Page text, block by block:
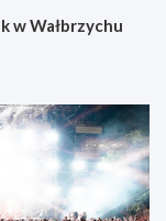
w Wałbrzychu